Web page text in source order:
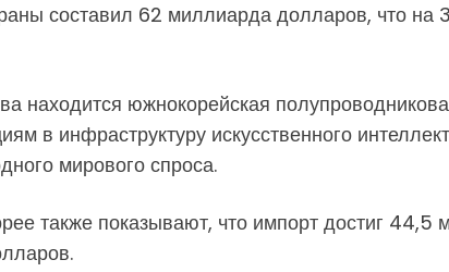
составил 62 миллиарда долларов, что
находится южнокорейская
в инфраструктуру искусственного
мирового спроса.
также показывают, что импорт достиг 44,5